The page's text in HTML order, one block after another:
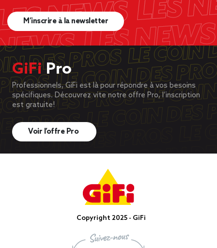
M’inscrire à la newsletter
GiFiPro
Professionnels, GiFi est là pour répondre à vos besoins
spécifiques. Découvrez vite notre offre Pro, l’inscription
est gratuite!
Voir l’offre Pro
Copyright 2025 - GiFi